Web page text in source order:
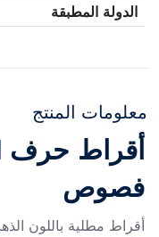
الدولة المطبقة
معلومات المنتج
فصوص